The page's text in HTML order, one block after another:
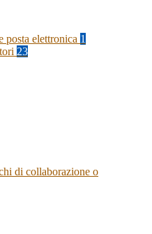
posta elettronica 1
23
di collaborazione o